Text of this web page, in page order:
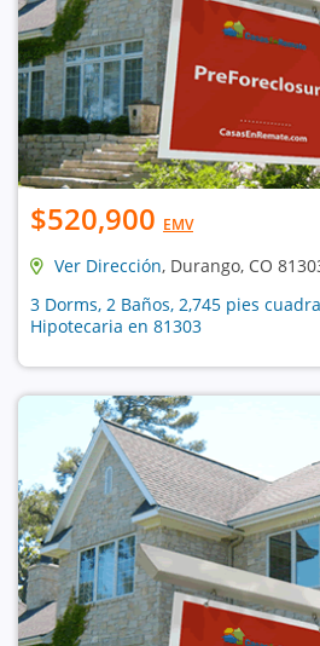
$520,900 EMV
Ver Dirección, Durango, CO
3 Dorms, 2 Baños, 2,745 pies
Hipotecaria en 81303